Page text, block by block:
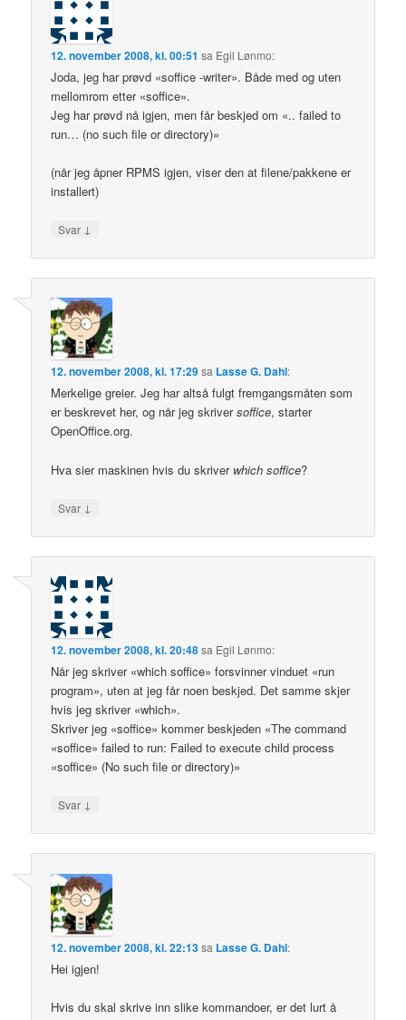
12. november 2008, kl. 00:51 sa Egil Lønmo:
Joda, jeg har prøvd «soffice -writer». Både med og uten
mellomrom etter «soffice».
Jeg har prøvd nå igjen, men får beskjed om «.. failed to
run… (no such file or directory)»
(når jeg åpner RPMS igjen, viser den at filene/pakkene er
installert)
Svar ↓
12. november 2008, kl. 17:29sa Lasse G. Dahl:
Merkelige greier. Jeg har altså fulgt fremgangsmåten som
er beskrevet her, og når jeg skriversoffice, starter
OpenOffice.org.
Hva sier maskinen hvis du skriver which soffice?
Svar ↓
12. november 2008, kl. 20:48sa Egil Lønmo:
Når jeg skriver «which soffice» forsvinner vinduet «run
program», uten at jeg får noen beskjed. Det samme skjer
hvis jeg skriver «which».
Skriver jeg «soffice» kommer beskjeden «The command
«soffice» failed to run: Failed to execute child process
«soffice» (No such file or directory)»
Svar ↓
12. november 2008, kl. 22:13sa Lasse G. Dahl:
Hei igjen!
Hvis du skal skrive inn slike kommandoer, er det lurt å